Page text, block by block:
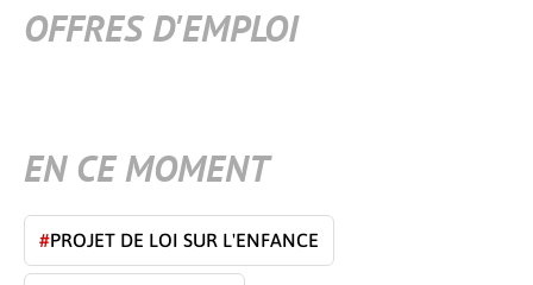
OFFRES D'EMPLOI
EN CE MOMENT
#PROJET DE LOI SUR L'ENFANCE